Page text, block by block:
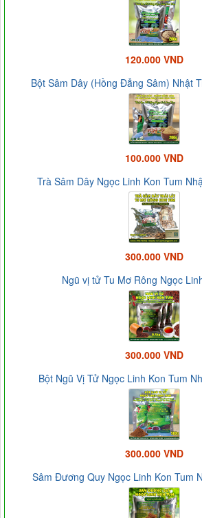
120.000 VND
Bột Sâm Dây (Hồng Đẳng Sâm) Nhật
100.000 VND
Trà Sâm Dây Ngọc Linh Kon Tum
300.000 VND
Ngũ vị tử Tu Mơ Rông Ngọc
300.000 VND
Bột Ngũ Vị Tử Ngọc Linh Kon Tum
300.000 VND
Sâm Đương Quy Ngọc Linh Kon Tum